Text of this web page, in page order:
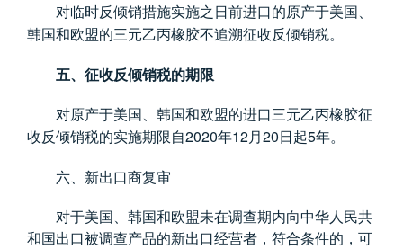
对临时反倾销措施实施之日前进口的原产于美国、
韩国和欧盟的三元乙丙橡胶不追溯征收反倾销税。
五、征收反倾销税的期限
对原产于美国、韩国和欧盟的进口三元乙丙橡胶征
收反倾销税的实施期限自2020年12月 20 日起5年。
六、新出口商复审
对于美国、韩国和欧盟未在调查期内向中华人民共
和国出口被调查产品的新出口经营者，符合条件的，可